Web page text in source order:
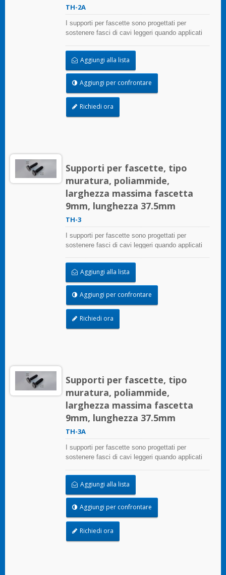
TH-2A
I supporti per fascette sono progettati per
sostenere fasci di cavi leggeri quando applicati
liscia e priva di grasso.
Aggiungi alla lista
Aggiungi per confrontare
Richiedi ora
Supporti per fascette, tipo
muratura, poliammide,
larghezza massima fascetta
9mm, lunghezza 37.5mm
TH-3
I supporti per fascette sono progettati per
sostenere fasci di cavi leggeri quando applicati
liscia e priva di grasso.
Aggiungi alla lista
Aggiungi per confrontare
Richiedi ora
Supporti per fascette, tipo
muratura, poliammide,
larghezza massima fascetta
9mm, lunghezza 37.5mm
TH-3A
I supporti per fascette sono progettati per
sostenere fasci di cavi leggeri quando applicati
liscia e priva di grasso.
Aggiungi alla lista
Aggiungi per confrontare
Richiedi ora